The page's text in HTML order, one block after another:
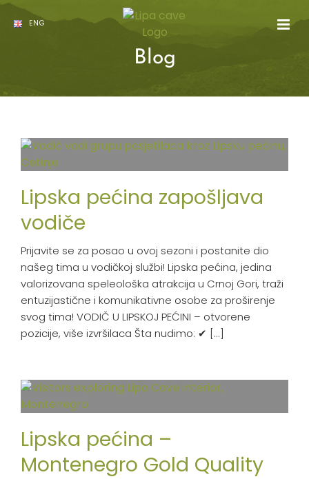
Skip
ENG
Blog
Lipska pećina zapošljava
vodiče
Prijavite se za posao u ovoj sezoni i postanite dio
našeg tima u vodičkoj službi! Lipska pećina, jedina
valorizovana speleološka atrakcija u Crnoj Gori, traži
entuzijastične i komunikativne osobe za proširenje
svog tima! VODIČ U LIPSKOJ PEĆINI – otvorene
pozicije, više izvršilaca Šta nudimo: ✔ [...]
Lipska pećina –
Montenegro Gold Quality